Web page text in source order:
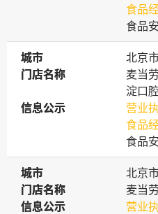
食品
食品
城市
城市
北京
门店名称
门店名称
麦当
淀口
信息公示
信息公示
营业
食品
食品
城市
城市
北京
门店名称
门店名称
麦当
信息公示
信息公示
营业